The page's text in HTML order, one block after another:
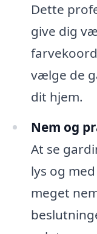
Dette
give dig
vælge de
dit hjem.
Nem og
At se
lys og
meget